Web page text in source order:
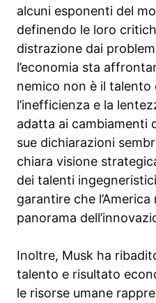
alcuni esponenti del
definendo le loro
distrazione dai
l’economia sta
nemico non è il
l’inefficienza e la
adatta ai cambiamenti
sue dichiarazioni
chiara visione
dei talenti
garantire che
panorama
Inoltre, Musk ha
talento e risultato
le risorse umane